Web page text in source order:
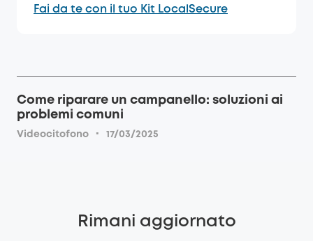
Fai da te con il tuo Kit LocalSecure
Come riparare un campanello: soluzioni ai
problemi comuni
Videocitofono · 17/03/2025
Rimani aggiornato